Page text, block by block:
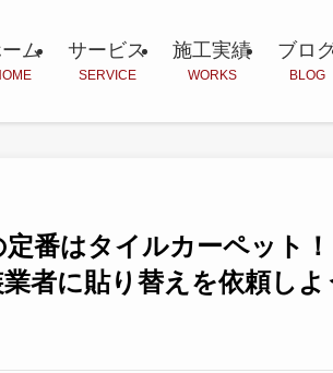
ム サービス
SERVICE
施工実績
WORKS
ブロ
BLOG
番はタイルカーペット
者に貼り替えを依頼しよ